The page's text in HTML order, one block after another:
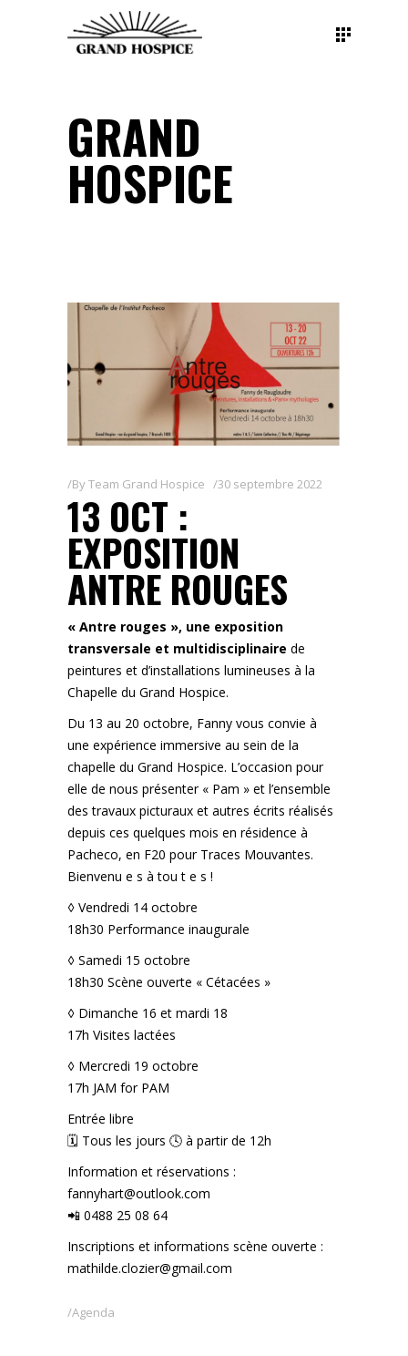
GRAND
HOSPICE
ByTeam Grand Hospice 30 septembre 2022
13 OCT :
EXPOSITION
ANTRE ROUGES
« Antre rouges », une exposition
transversale et multidisciplinaire de
peintures et d’installations lumineuses à la
Chapelle du Grand Hospice.
Du 13 au 20 octobre, Fanny vous convie à
une expérience immersive au sein de la
chapelle du Grand Hospice. L’occasion pour
elle de nous présenter « Pam » et l’ensemble
des travaux picturaux et autres écrits réalisés
depuis ces quelques mois en résidence à
Pacheco, en F20 pour Traces Mouvantes.
Bienvenu e s à tou t e s !
◊ Vendredi 14 octobre
18h30 Performance inaugurale
◊ Samedi 15 octobre
18h30 Scène ouverte « Cétacées »
◊ Dimanche 16 et mardi 18
17h Visites lactées
◊ Mercredi 19 octobre
17h JAM for PAM
Entrée libre
🗓️ Tous les jours 🕓 à partir de 12h
Information et réservations :
fannyhart@outlook.com
📲 0488 25 08 64
Inscriptions et informations scène ouverte :
mathilde.clozier@gmail.com
Agenda